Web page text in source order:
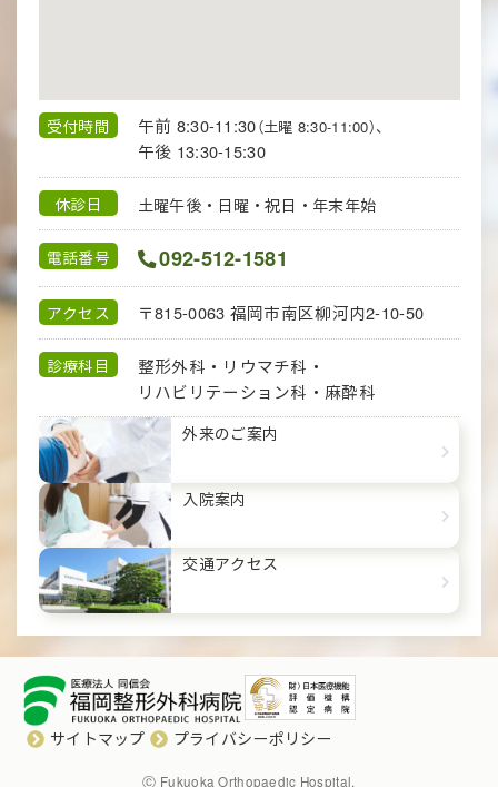
受付時間 午前 8:30-11:30（土曜 8:30-11:00）、
午後 13:30-15:30
休診日 土曜午後・日曜・祝日・年末年始
電話番号 092-512-1581
アクセス 〒815-0063 福岡市南区柳河内2-10-50
診療科目
整形外科・リウマチ科・
リハビリテーション科・ 麻酔科
外来のご案内
入院案内
交通アクセス
サイトマップ プライバシーポリシー
Ⓒ Fukuoka Orthopaedic Hospital.